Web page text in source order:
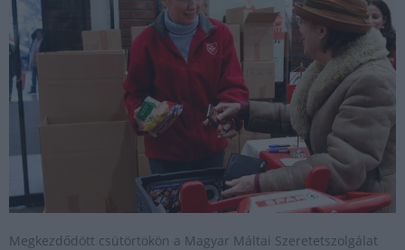
Megkezdődött csütörtökön a Magyar Máltai Szeretetszolgálat